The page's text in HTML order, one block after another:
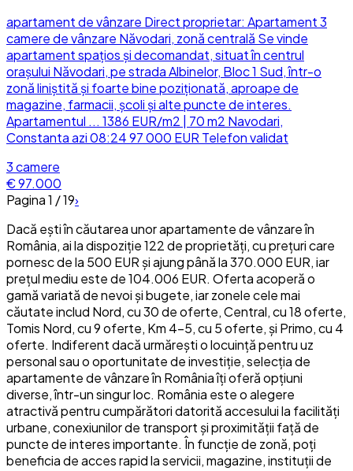
apartament de vânzare Direct proprietar: Apartament 3
camere de vânzare Năvodari, zonă centrală Se vinde
apartament spațios și decomandat, situat în centrul
orașului Năvodari, pe strada Albinelor, Bloc 1 Sud, într-o
zonă liniștită și foarte bine poziționată, aproape de
magazine, farmacii, școli și alte puncte de interes.
Apartamentul ... 1386 EUR/m2 | 70 m2 Navodari,
Constanta azi 08:24 97 000 EUR Telefon validat
3camere
€ 97.000
Pagina1 /19›
Dacă ești în căutarea unor apartamente de vânzare în
România, ai la dispoziție 122 de proprietăți, cu prețuri care
pornesc de la 500 EUR și ajung până la 370.000 EUR, iar
prețul mediu este de 104.006 EUR. Oferta acoperă o
gamă variată de nevoi și bugete, iar zonele cele mai
căutate includ Nord, cu 30 de oferte, Central, cu 18 oferte,
Tomis Nord, cu 9 oferte, Km 4-5, cu 5 oferte, și Primo, cu 4
oferte. Indiferent dacă urmărești o locuință pentru uz
personal sau o oportunitate de investiție, selecția de
apartamente de vânzare în România îți oferă opțiuni
diverse, într-un singur loc. România este o alegere
atractivă pentru cumpărători datorită accesului la facilități
urbane, conexiunilor de transport și proximității față de
puncte de interes importante. În funcție de zonă, poți
beneficia de acces rapid la servicii, magazine, instituții de